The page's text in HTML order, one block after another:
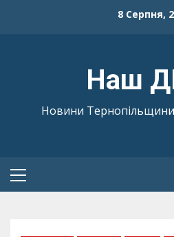
8 Серпня,
Наш
Новини Тернопільщини,
Primary